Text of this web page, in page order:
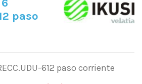
paso
612 paso corriente